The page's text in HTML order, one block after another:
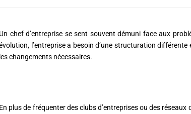
chef d’entreprise se sent souvent démuni face aux
l’entreprise a besoin d’une structuration
changements nécessaires.
plus de fréquenter des clubs d’entreprises ou des